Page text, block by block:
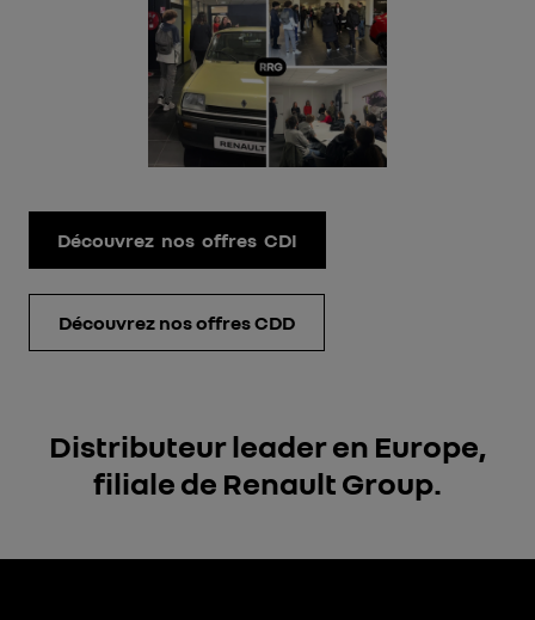
Découvrez nos offres CDI
Découvrez nos offres CDD
Distributeur leader en Europe,
filiale de Renault Group.